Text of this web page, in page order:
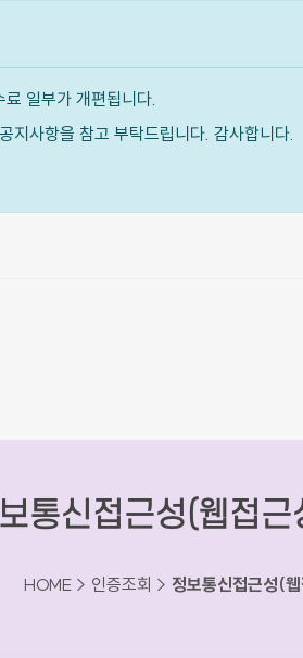
일부가 개편됩니다.
지사항을 참고 부탁드립니다. 감사합니다.
통신접근성(웹접
HOME > 인증조회 > 정보통신접근성(